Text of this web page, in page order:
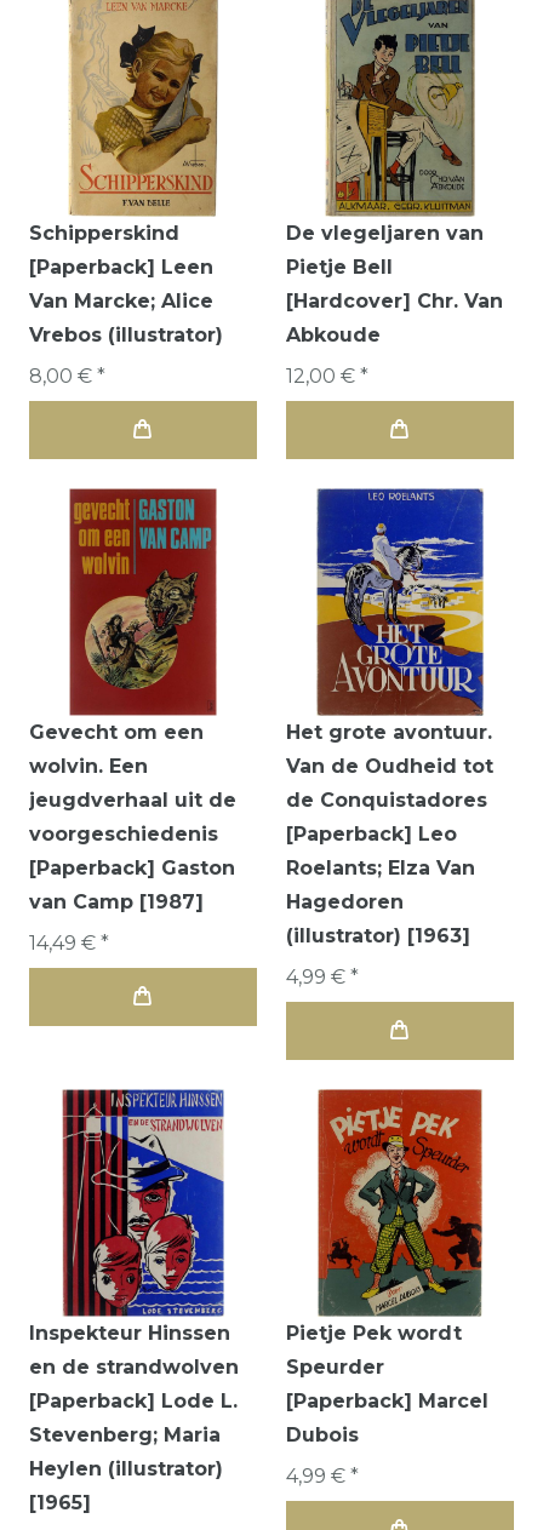
Schipperskind
[Paperback] Leen
Van Marcke; Alice
Vrebos (illustrator)
8,00 € *
De vlegeljaren van
Pietje Bell
[Hardcover] Chr. Van
Abkoude
12,00 € *
Gevecht om een
wolvin. Een
jeugdverhaal uit de
voorgeschiedenis
[Paperback] Gaston
van Camp [1987]
14,49 € *
Het grote avontuur.
Van de Oudheid tot
de Conquistadores
[Paperback] Leo
Roelants; Elza Van
Hagedoren
(illustrator) [1963]
4,99 € *
Inspekteur Hinssen
en de strandwolven
[Paperback] Lode L.
Stevenberg; Maria
Heylen (illustrator)
[1965]
Pietje Pek wordt
Speurder
[Paperback] Marcel
Dubois
4,99 € *